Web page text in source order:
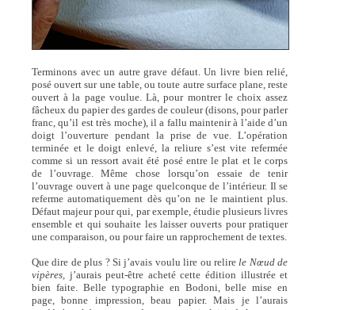
Terminons avec un autre grave défaut. Un livre bien relié,
posé ouvert sur une table, ou toute autre surface plane, reste
ouvert à la page voulue. Là, pour montrer le choix assez
fâcheux du papier des gardes de couleur (disons, pour parler
franc, qu’il est très moche), il a fallu maintenir à l’aide d’un
doigt l’ouverture pendant la prise de vue. L’opération
terminée et le doigt enlevé, la reliure s’est vite refermée
comme si un ressort avait été posé entre le plat et le corps
de l’ouvrage. Même chose lorsqu’on essaie de tenir
l’ouvrage ouvert à une page quelconque de l’intérieur. Il se
referme automatiquement dès qu’on ne le maintient plus.
Défaut majeur pour qui, par exemple, étudie plusieurs livres
ensemble et qui souhaite les laisser ouverts pour pratiquer
une comparaison, ou pour faire un rapprochement de textes.
Que dire de plus ? Si j’avais voulu lire ou relirele Nœud de
vipères,j’aurais peut-être acheté cette édition illustrée et
bien faite. Belle typographie en Bodoni, belle mise en
page, bonne impression, beau papier. Mais je l’aurais